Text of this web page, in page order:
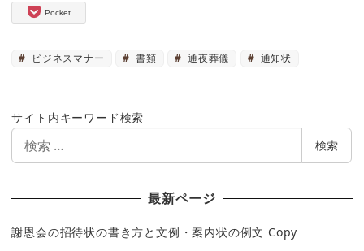
Pocket
ビジネスマナー 書類 通夜葬儀 通知状
サイト内キーワード検索
索
検索
最新ページ
謝恩会の招待状の書き方と文例・案内状の例文 Copy